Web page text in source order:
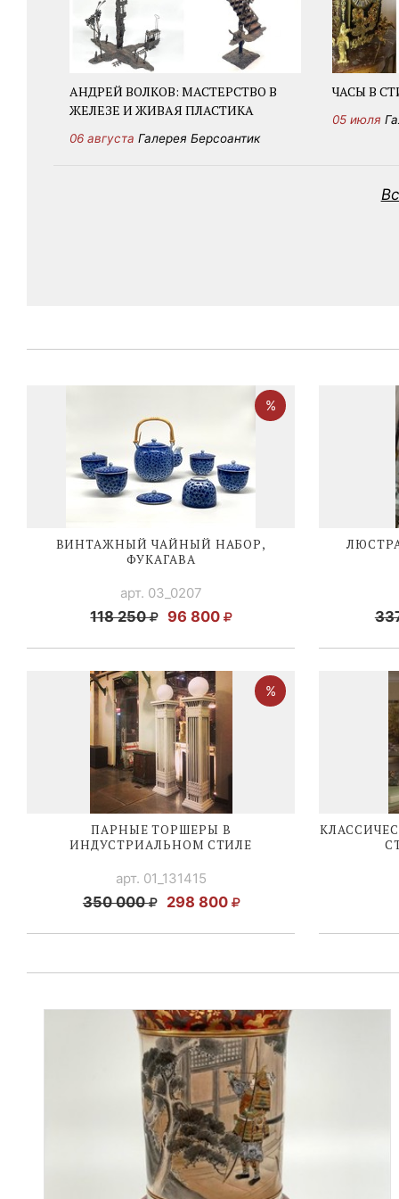
АНДРЕЙ ВОЛКОВ: МАСТЕРСТВО В
ЖЕЛЕЗЕ И ЖИВАЯ ПЛАСТИКА
06 августа Галерея Берсоантик
ЧАСЫ В
05 июля
ВИНТАЖНЫЙ ЧАЙНЫЙ НАБОР,
ФУКАГАВА
арт. 03_0207
118 250 96 800
ЛЮСТРА
ПАРНЫЕ ТОРШЕРЫ В
ИНДУСТРИАЛЬНОМ СТИЛЕ
арт. 01_131415
350 000 298 800